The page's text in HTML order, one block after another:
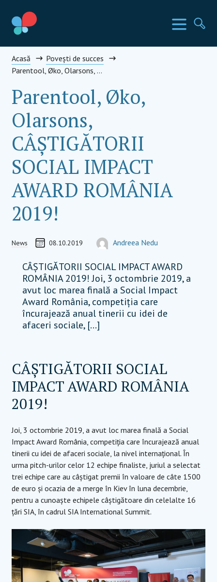
conținut
Meniu
Țările SIA
Acasă
Povești de succes
Parentool, Øko, Olarsons, CÂȘTIGĂTORII SOCIAL IMPACT AWARD ROMÂNIA 2019!
Parentool, Øko,
Olarsons,
CÂȘTIGĂTORII
SOCIAL IMPACT
AWARD ROMÂNIA
2019!
News CREATED ON
08.10.2019 AUTORAndreea Nedu
CÂȘTIGĂTORII SOCIAL IMPACT AWARD
ROMÂNIA 2019! Joi, 3 octombrie 2019, a
avut loc marea finală a Social Impact
Award România, competiția care
încurajează anual tinerii cu idei de
afaceri sociale, […]
CÂȘTIGĂTORII SOCIAL
IMPACT AWARD ROMÂNIA
2019!
Joi, 3 octombrie 2019, a avut loc marea finală a Social
Impact Award România, competiția care încurajează anual
tinerii cu idei de afaceri sociale, la nivel internațional. În
urma pitch-urilor celor 12 echipe finaliste, juriul a selectat
trei echipe care au câștigat premii în valoare de câte 1500
de euro și ocazia de a merge în Kiev în luna decembrie,
pentru a cunoaște echipele câștigătoare din celelalte 16
țări SIA, în cadrul SIA International Summit.